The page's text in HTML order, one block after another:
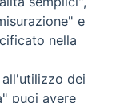
e
nella
dei
puoi avere